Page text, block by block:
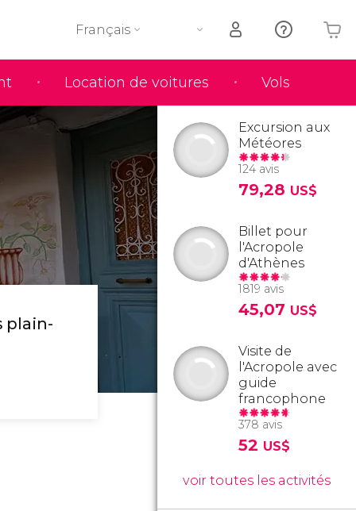
Location de voitures Vols
Français
Votre panier est vide
plain-
Excursion aux
Météores
124 avis
79,28 US$
Billet pour
l'Acropole
d'Athènes
1819 avis
45,07 US$
Visite de
l'Acropole avec
guide
francophone
378 avis
52 US$
voir toutes les activités